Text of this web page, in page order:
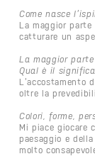
Come nasce
La maggior
catturare un
La maggior
Qual è il
L’accostamento
oltre la
Colori, forme,
Mi piace giocare
paesaggio e
molto